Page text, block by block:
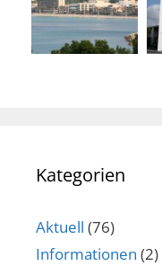
Kategorien
Aktuell (76)
Informationen (2)